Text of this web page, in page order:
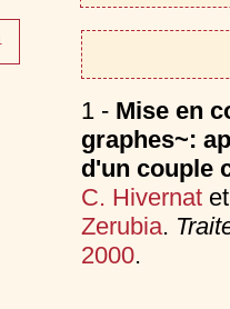
1 - Mise en
graphes~:
d'un couple
C. Hivernat
Zerubia.
2000.